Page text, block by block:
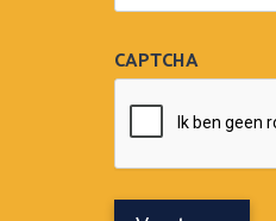
CAPTCHA